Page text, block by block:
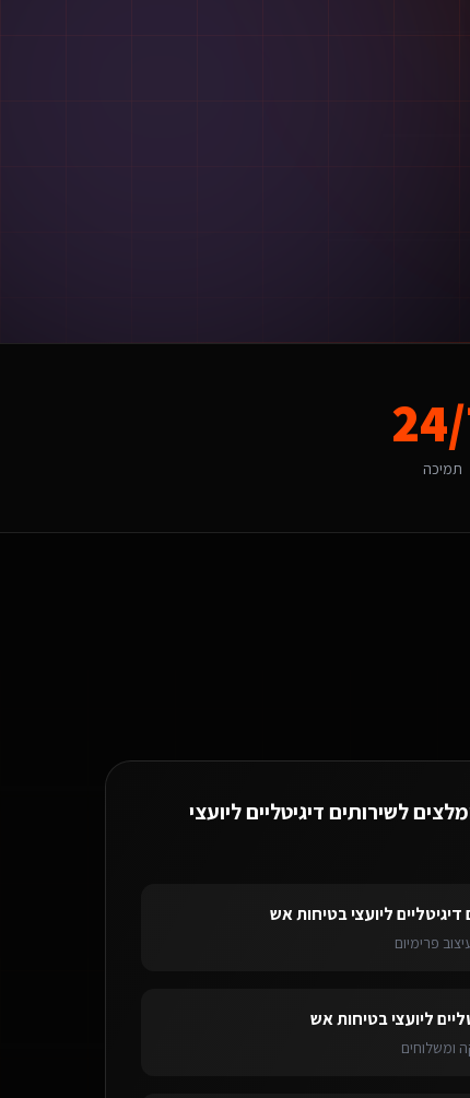
ליועצי בטיחות אשבטבריהבוט וואטסאפ AI
תמיכה
לשירותים דיגיטליים ליועצי
דיגיטליים ליועצי בטיחות אש
פרימיום
ליועצי בטיחות אש
ומשלוחים